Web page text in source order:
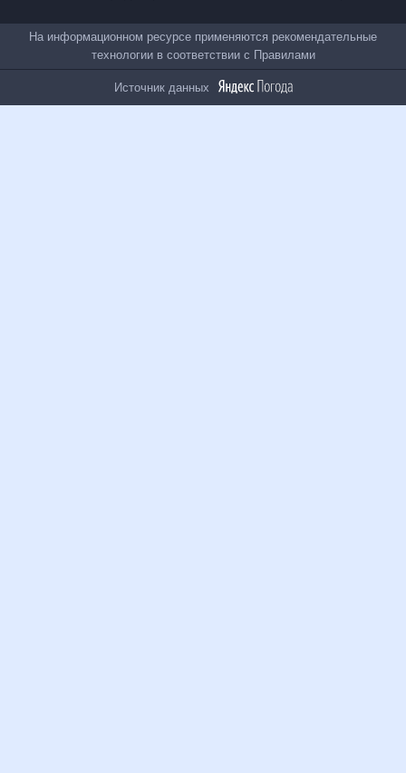
Все проекты
На информационном ресурсе применяются
рекомендательные технологии в соответствии с